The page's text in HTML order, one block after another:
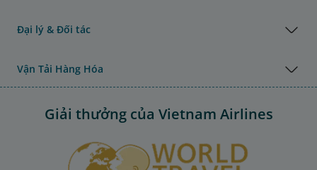
Đại lý & Đối tác
Vận Tải Hàng Hóa
Giải thưởng của Vietnam Airlines